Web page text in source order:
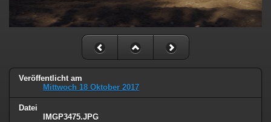
Veröffentlicht am
Mittwoch 18 Oktober 2017
Datei
IMGP3475.JPG